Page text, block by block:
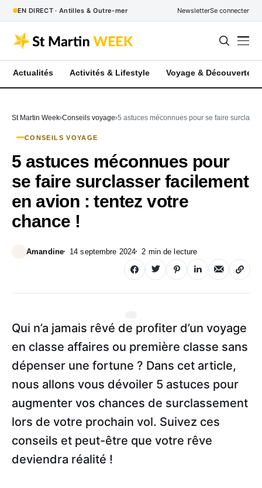
EN DIRECT · Antilles & Outre-mer NewsletterSe connecter
Actualités Activités & Lifestyle Voyage & Découverte
St Martin Week Conseils voyage 5 astuces méconnues pour se faire
CONSEILS VOYAGE
5 astuces méconnues pour
se faire surclasser facilement
en avion : tentez votre
chance !
Amandine 14 septembre 2024 2 min de lecture
Qui n’a jamais rêvé de profiter d’un voyage
en classe affaires ou première classe sans
dépenser une fortune ? Dans cet article,
nous allons vous dévoiler 5 astuces pour
augmenter vos chances de surclassement
lors de votre prochain vol. Suivez ces
conseils et peut-être que votre rêve
deviendra réalité !